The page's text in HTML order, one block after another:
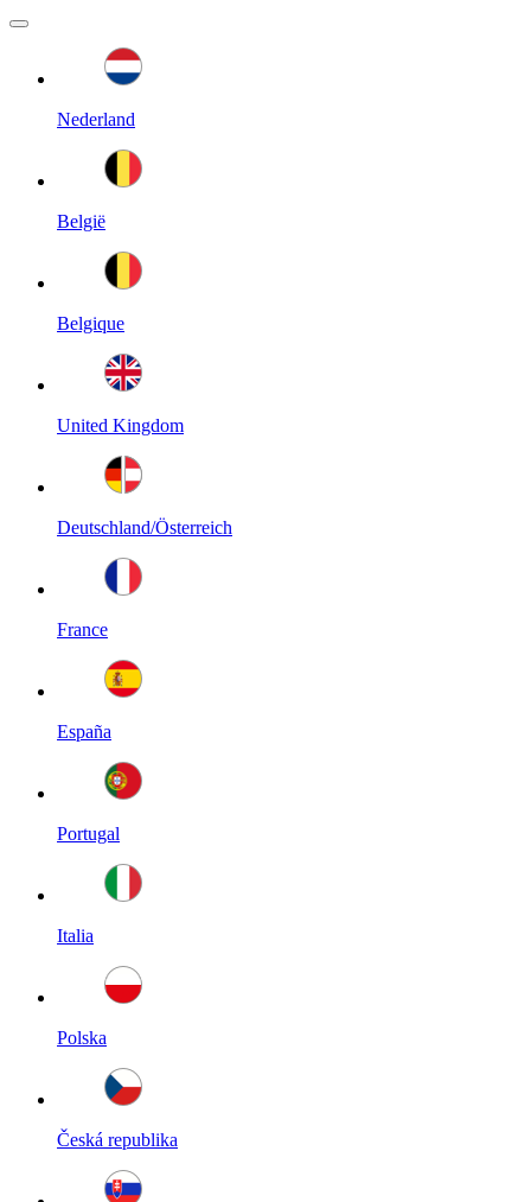
Nederland
België
Belgique
United Kingdom
Deutschland/Österreich
France
España
Portugal
Italia
Polska
Česká republika